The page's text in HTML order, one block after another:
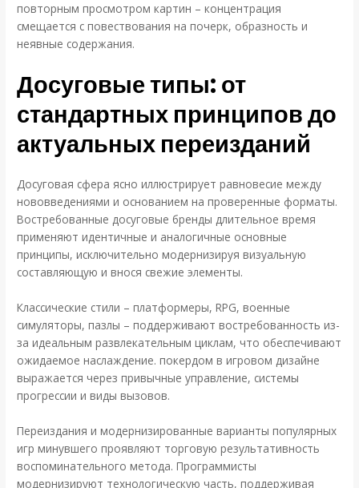
повторным просмотром картин – концентрация
смещается с повествования на почерк, образность и
неявные содержания.
Досуговые типы: от
стандартных принципов до
актуальных переизданий
Досуговая сфера ясно иллюстрирует равновесие между
нововведениями и основанием на проверенные форматы.
Востребованные досуговые бренды длительное время
применяют идентичные и аналогичные основные
принципы, исключительно модернизируя визуальную
составляющую и внося свежие элементы.
Классические стили – платформеры, RPG, военные
симуляторы, пазлы – поддерживают востребованность из-
за идеальным развлекательным циклам, что обеспечивают
ожидаемое наслаждение. покердом в игровом дизайне
выражается через привычные управление, системы
прогрессии и виды вызовов.
Переиздания и модернизированные варианты популярных
игр минувшего проявляют торговую результативность
воспоминательного метода. Программисты
модернизируют технологическую часть, поддерживая